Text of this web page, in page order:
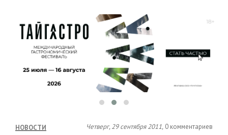
НОВОСТИ Четверг, 29 сентября 2011, 0 комментариев